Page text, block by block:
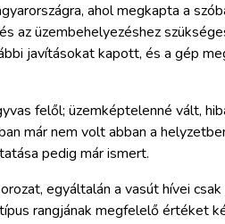
ahol megkapta a
az üzembehelyezéshez
javításokat kapott, és a gép
felől; üzemképtelenné vált,
már nem volt abban a
pedig már ismert.
egyáltalán a vasút hívei csak
rangjának megfelelő értéket